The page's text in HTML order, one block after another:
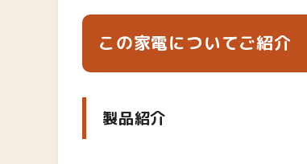
この家電についてご紹介
製品紹介